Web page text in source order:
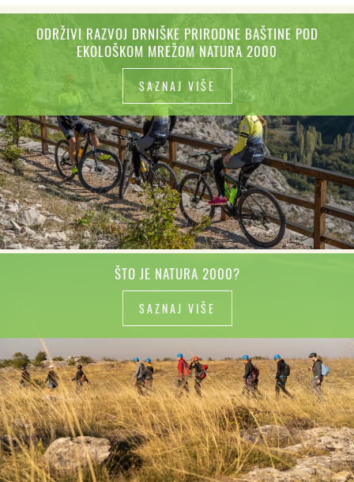
ODRŽIVI RAZVOJ DRNIŠKE PRIRODNE BAŠTINE POD
EKOLOŠKOM MREŽOM NATURA 2000
SAZNAJ VIŠE
ŠTO JE NATURA 2000?
SAZNAJ VIŠE